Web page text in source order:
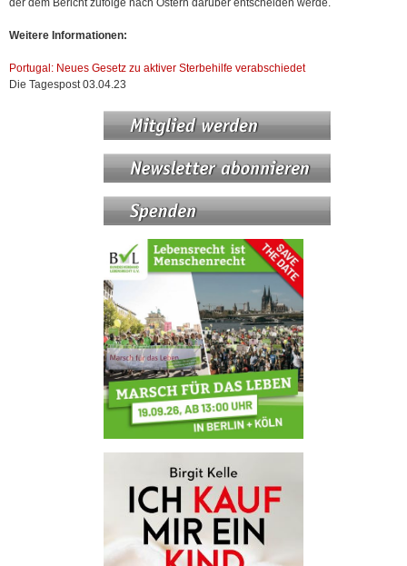
der dem Bericht zufolge nach Ostern darüber entscheiden werde.
Weitere Informationen:
Portugal: Neues Gesetz zu aktiver Sterbehilfe verabschiedet
Die Tagespost 03.04.23